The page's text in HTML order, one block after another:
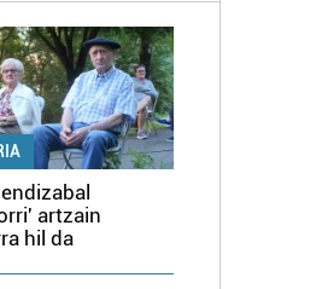
artzain
hil da